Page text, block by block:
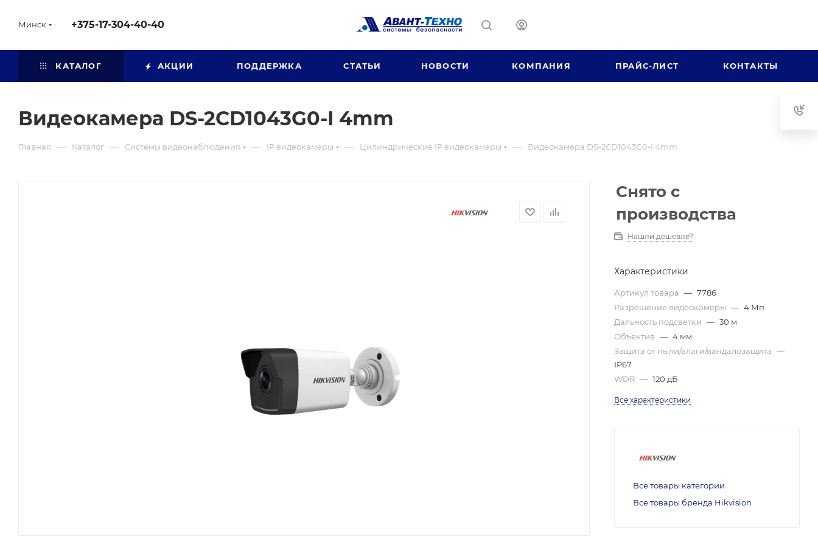
Минск +375-17-304-40-40
КАТАЛОГ АКЦИИ ПОДДЕРЖКА СТАТЬИ НОВОСТИ КОМПАНИЯ ПРАЙС-ЛИСТ КОНТАКТЫ
Видеокамера DS-2CD1043G0-I 4mm
Главная — Каталог — Системы видеонаблюдения — IP видеокамеры — Цилиндрические IP видеокамеры — Видеокамера DS-2CD1043G0-I 4mm
Снято с
производства
Нашли дешевле?
Характеристики
Артикул товара — 7786
Разрешение видеокамеры — 4 Мп
Дальность подсветки — 30 м
Объектив — 4 мм
Защита от пыли/влаги/вандалозащита —
IP67
WDR — 120 дБ
Все характеристики
Все товары категории
Все товары бренда Hikvision